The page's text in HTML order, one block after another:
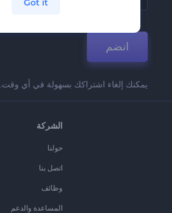
انضم
يمكنك إلغاء اشتراكك بسهولة في أي وقت.
الشركة
حولنا
اتصل بنا
وظائف
المساعدة والدعم
Got it